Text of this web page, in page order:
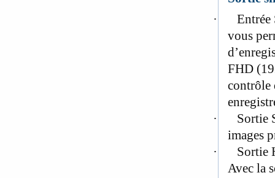
·
Entrée
vous
FHD
contrôle
·
Sortie
images
·
Sortie
Avec la